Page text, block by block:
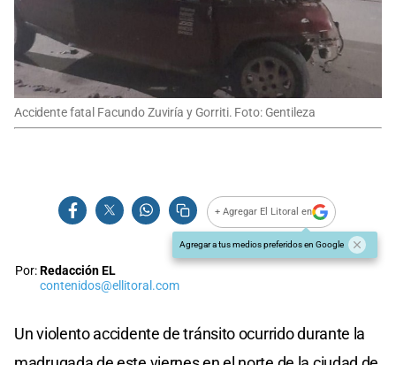
Accidente fatal Facundo Zuviría y Gorriti. Foto: Gentileza
+ Agregar El Litoral en
Agregar a tus medios preferidos en Google
Por:Redacción EL
contenidos@ellitoral.com
Un violento accidente de tránsito ocurrido durante la